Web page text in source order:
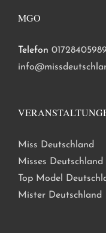
MGO
Telefon 01728405989
Miss Deutschland
Misses Deutschland
Top Model
Mister Deutschland